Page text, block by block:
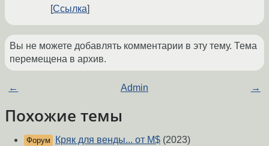
Ссылка
Вы не можете добавлять комментарии в эту тему. Тема
перемещена в архив.
← Admin →
Похожие темы
Форум Кряк для венды... от M$ (2023)